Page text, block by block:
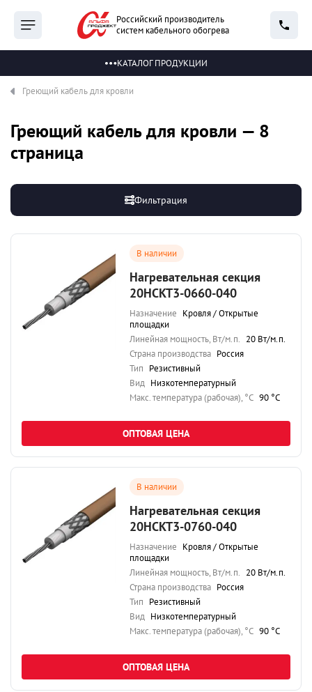
Российский производитель
систем кабельного обогрева
КАТАЛОГ ПРОДУКЦИИ
Греющий кабель для кровли
Греющий кабель для кровли — 8
страница
Фильтрация
В наличии
Нагревательная секция
20НСКТ3-0660-040
Назначение Кровля / Открытые
площадки
Линейная мощность, Вт/м.п. 20 Вт/м.п.
Страна производства Россия
Тип Резистивный
Вид Низкотемпературный
Maкс. температура (рабочая), °C 90 °C
ОПТОВАЯ ЦЕНА
В наличии
Нагревательная секция
20НСКТ3-0760-040
Назначение Кровля / Открытые
площадки
Линейная мощность, Вт/м.п. 20 Вт/м.п.
Страна производства Россия
Тип Резистивный
Вид Низкотемпературный
Maкс. температура (рабочая), °C 90 °C
ОПТОВАЯ ЦЕНА